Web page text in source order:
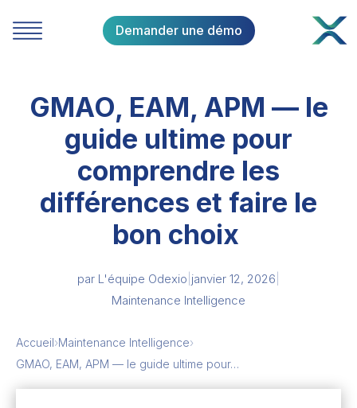
Demander une démo
GMAO, EAM, APM — le
guide ultime pour
comprendre les
différences et faire le
bon choix
par L'équipe Odexio janvier 12, 2026
Maintenance Intelligence
Accueil›Maintenance Intelligence›
GMAO, EAM, APM — le guide ultime pour…